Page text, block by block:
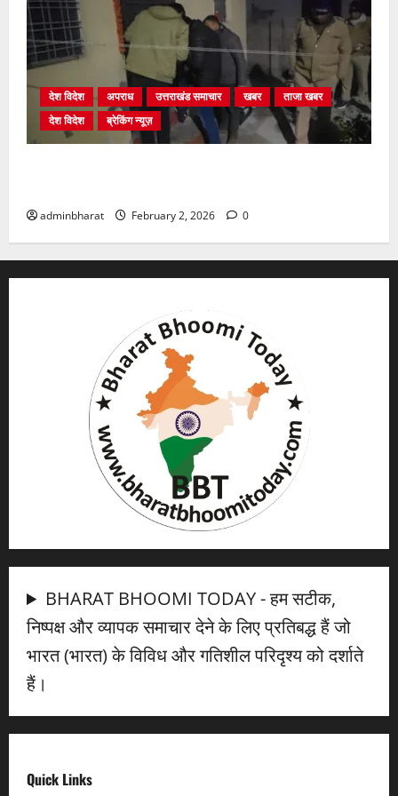
देश विदेश अपराध उत्तराखंड समाचार खबर
ताजा खबर
देश विदेश
ब्रेकिंग न्यूज़
adminbharat February 2, 2026 0
BHARAT BHOOMI TODAY - हम सटीक,
निष्पक्ष और व्यापक समाचार देने के लिए प्रतिबद्ध हैं जो
भारत (भारत) के विविध और गतिशील परिदृश्य को दर्शाते
हैं।
Quick Links